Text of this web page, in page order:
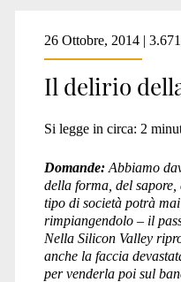
Tag:
26 Ottobre, 2014 |
Il delirio
Si legge in circa: 2
Domande:Abbiamo
della forma, del sapore,
tipo di società potrà
rimpiangendolo – il
Nella Silicon Valley
anche la faccia
per venderla poi sul